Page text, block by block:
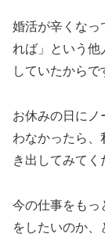
婚活が辛くなっ
れば」という他
していたからで
お休みの日にノ
わなかったら、
き出してみてく
今の仕事をもっ
をしたいのか、